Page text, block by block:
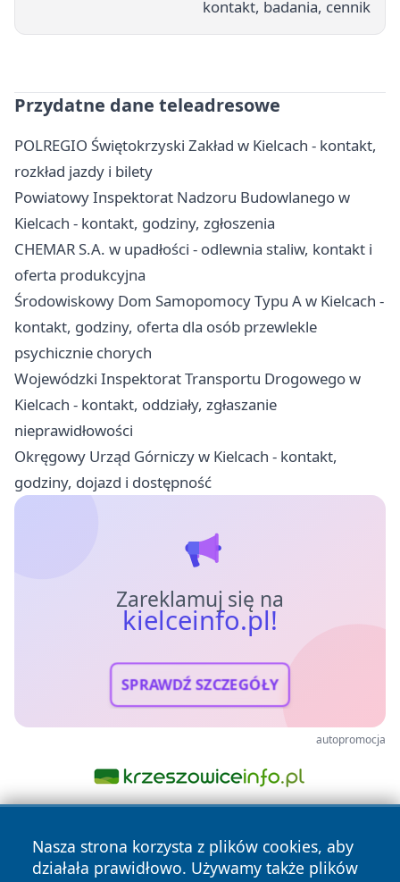
kontakt, badania, cennik
Przydatne dane teleadresowe
POLREGIO Świętokrzyski Zakład w Kielcach - kontakt,
rozkład jazdy i bilety
Powiatowy Inspektorat Nadzoru Budowlanego w
Kielcach - kontakt, godziny, zgłoszenia
CHEMAR S.A. w upadłości - odlewnia staliw, kontakt i
oferta produkcyjna
Środowiskowy Dom Samopomocy Typu A w Kielcach -
kontakt, godziny, oferta dla osób przewlekle
psychicznie chorych
Wojewódzki Inspektorat Transportu Drogowego w
Kielcach - kontakt, oddziały, zgłaszanie
nieprawidłowości
Okręgowy Urząd Górniczy w Kielcach - kontakt,
godziny, dojazd i dostępność
Zareklamuj się na
kielceinfo.pl!
SPRAWDŹ SZCZEGÓŁY
autopromocja
Nasza strona korzysta z plików cookies, aby
działała prawidłowo. Używamy także plików